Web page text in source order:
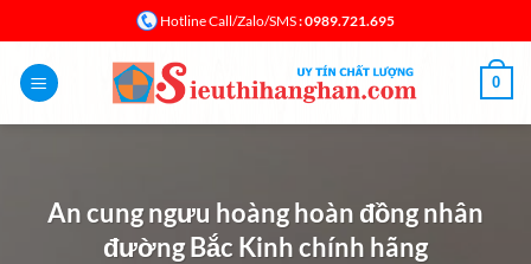
qua
nội
dung
Hotline Call/Zalo/SMS: 0989.721.695
0
An cung ngưu hoàng hoàn đồng nhân
đường Bắc Kinh chính hãng